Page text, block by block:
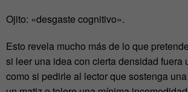
Ojito: «desgaste cognitivo».
Esto revela mucho más de lo que
si leer una idea con cierta densidad fuera
como si pedirle al lector que sostenga